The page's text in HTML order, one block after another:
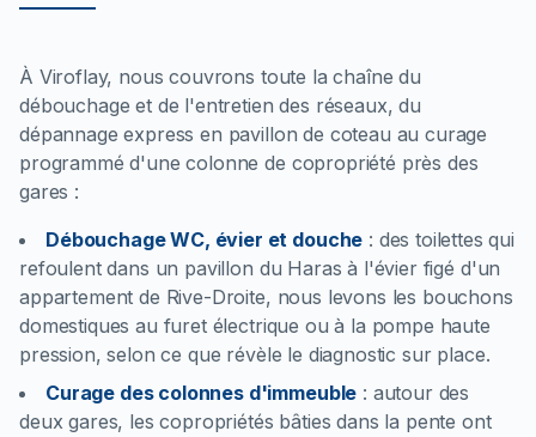
À Viroflay, nous couvrons toute la chaîne du
débouchage et de l'entretien des réseaux, du
dépannage express en pavillon de coteau au curage
programmé d'une colonne de copropriété près des
gares :
Débouchage WC, évier et douche : des toilettes qui
refoulent dans un pavillon du Haras à l'évier figé d'un
appartement de Rive-Droite, nous levons les bouchons
domestiques au furet électrique ou à la pompe haute
pression, selon ce que révèle le diagnostic sur place.
Curage des colonnes d'immeuble : autour des
deux gares, les copropriétés bâties dans la pente ont